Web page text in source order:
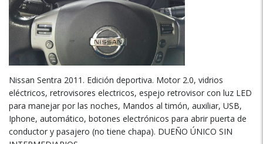
Nissan Sentra 2011. Edición deportiva. Motor 2.0, vidrios
eléctricos, retrovisores electricos, espejo retrovisor con luz LED
para manejar por las noches, Mandos al timón, auxiliar, USB,
Iphone, automático, botones electrónicos para abrir puerta de
conductor y pasajero (no tiene chapa). DUEÑO ÚNICO SIN